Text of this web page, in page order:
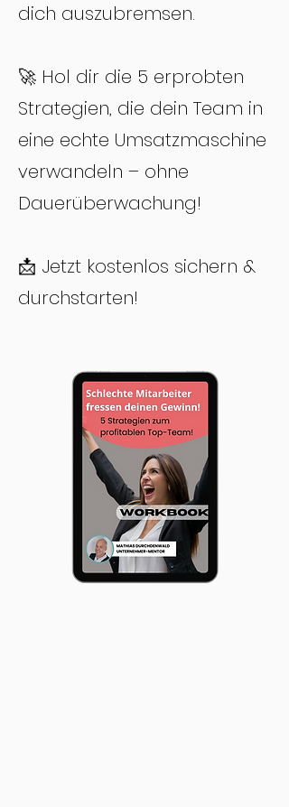
dich auszubremsen.
🚀 Hol dir die 5 erprobten
Strategien, die dein Team in
eine echte Umsatzmaschine
verwandeln – ohne
Dauerüberwachung!
📩 Jetzt kostenlos sichern &
durchstarten!